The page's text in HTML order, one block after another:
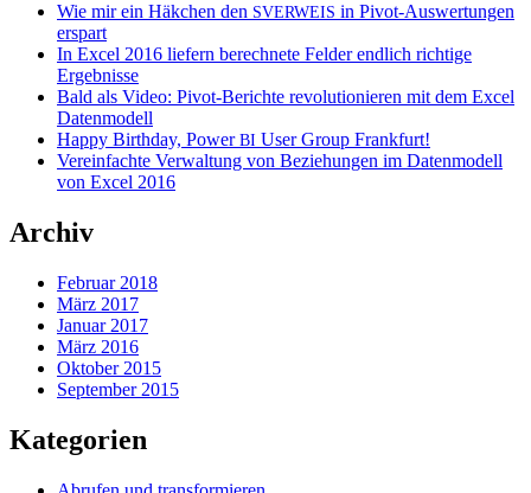
Wie mir ein Häkchen den SVERWEIS in Pivot-Auswertungen
erspart
In Excel 2016 liefern berechnete Felder endlich richtige
Ergebnisse
Bald als Video: Pivot-Berichte revolutionieren mit dem Excel
Datenmodell
Happy Birthday, PowerBI User Group Frankfurt!
Vereinfachte Verwaltung von Beziehungen im Datenmodell
von Excel 2016
Archiv
Februar 2018
März 2017
Januar 2017
März 2016
Oktober 2015
September 2015
Kategorien